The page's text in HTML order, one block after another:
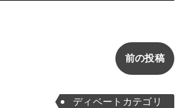
前の投稿
ディベートカテゴリ